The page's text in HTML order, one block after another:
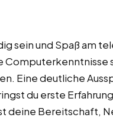
sein und Spaß am
Computerkenntnisse
Eine deutliche
du erste
deine Bereitschaft,